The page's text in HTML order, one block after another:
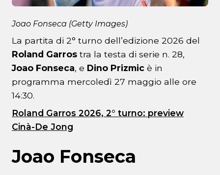
Joao Fonseca (Getty Images)
La partita di 2° turno dell’edizione 2026 del
Roland Garros tra la testa di serie n. 28,
Joao Fonseca, e Dino Prizmic è in
programma mercoledì 27 maggio alle ore
14:30.
Roland Garros 2026, 2° turno: preview
Cinà-De Jong
Joao Fonseca